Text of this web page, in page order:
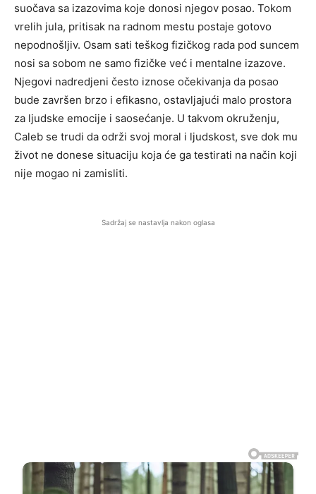
suočava sa izazovima koje donosi njegov posao. Tokom
vrelih jula, pritisak na radnom mestu postaje gotovo
nepodnošljiv. Osam sati teškog fizičkog rada pod suncem
nosi sa sobom ne samo fizičke već i mentalne izazove.
Njegovi nadredjeni često iznose očekivanja da posao
bude završen brzo i efikasno, ostavljajući malo prostora
za ljudske emocije i saosećanje. U takvom okruženju,
Caleb se trudi da održi svoj moral i ljudskost, sve dok mu
život ne donese situaciju koja će ga testirati na način koji
nije mogao ni zamisliti.
Sadržaj se nastavlja nakon oglasa